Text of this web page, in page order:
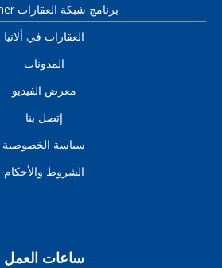
برنامج شبكة العقارات Partner+
العقارات في ألانيا
المدونات
معرض الفيديو
إتصل بنا
سياسة الخصوصية
الشروط والأحكام
ساعات العمل